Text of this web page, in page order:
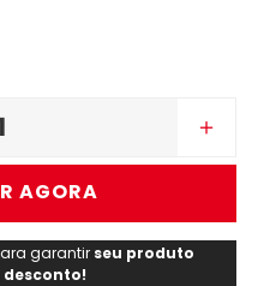
＋
AGORA
garantir seu produto
desconto!